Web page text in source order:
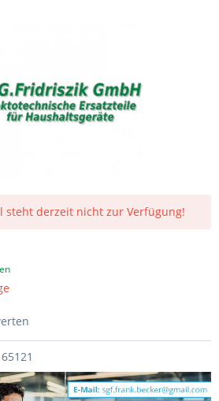
steht derzeit nicht zur Verfügung!
65121